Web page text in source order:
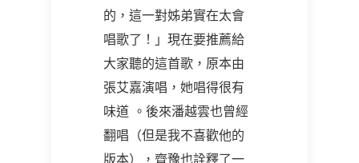
的，這一對姊弟實在太會
唱歌了！」現在要推薦給
大家聽的這首歌，原本由
張艾嘉演唱，她唱得很有
味道 。後來潘越雲也曾經
翻唱（但是我不喜歡他的
版本），齊豫也詮釋了一